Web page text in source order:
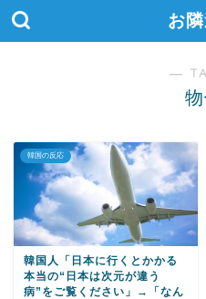
お
―
韓国の反応
韓国人「日本に行くとかかる
本当の“日本は次元が違う
病”をご覧ください」→「なん